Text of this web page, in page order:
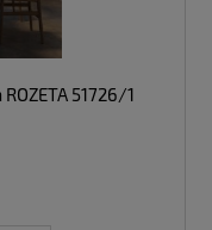
51726/1